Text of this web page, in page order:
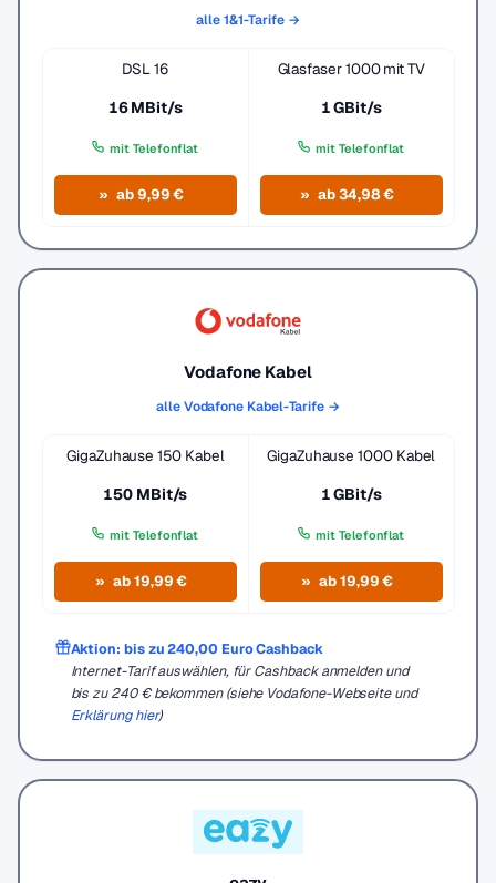
alle 1&1-Tarife →
DSL 16
16 MBit/s
mit Telefonflat
ab 9,99 €
Glasfaser 1000 mit TV
1 GBit/s
mit Telefonflat
ab 34,98 €
Vodafone Kabel
alle Vodafone Kabel-Tarife →
GigaZuhause 150 Kabel
150 MBit/s
mit Telefonflat
ab 19,99 €
GigaZuhause 1000 Kabel
1 GBit/s
mit Telefonflat
ab 19,99 €
Aktion: bis zu 240,00 Euro Cashback
Internet-Tarif auswählen, für Cashback anmelden und
bis zu 240 € bekommen (siehe Vodafone-Webseite und
Erklärung hier)